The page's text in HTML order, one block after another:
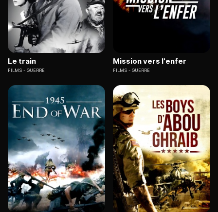
Le train
FILMS GUERRE
Mission vers l'enfer
FILMS GUERRE